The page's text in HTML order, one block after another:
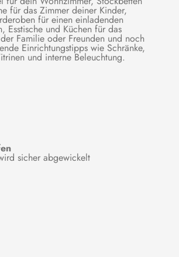
für das Zimmer deiner Kinder,
für einen einladenden
Esstische und Küchen für das
Familie oder Freunden und noch
Einrichtungstipps wie Schränke,
und interne Beleuchtung.
sicher abgewickelt